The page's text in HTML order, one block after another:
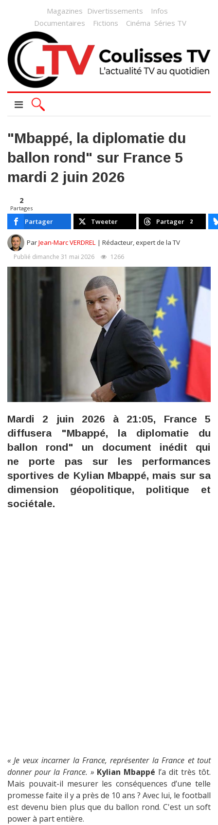
Magazines Divertissements
Infos
Documentaires
Fictions Cinéma Séries TV
"Mbappé, la diplomatie du
ballon rond" sur France 5
mardi 2 juin 2026
2
Partages
Partager Tweeter Partager 2
ParJean-Marc VERDREL | Rédacteur, expert de la TV
Publié dimanche 31 mai 2026 1266
Mardi 2 juin 2026 à 21:05, France 5
diffusera "Mbappé, la diplomatie du
ballon rond" un document inédit qui
ne porte pas sur les performances
sportives de Kylian Mbappé, mais sur sa
dimension géopolitique, politique et
sociétale.
« Je veux incarner la France, représenter la France et tout
donner pour la France. » Kylian Mbappé l’a dit très tôt.
Mais pouvait-il mesurer les conséquences d’une telle
promesse faite il y a près de 10 ans ? Avec lui, le football
est devenu bien plus que du ballon rond. C'est un soft
power à part entière.